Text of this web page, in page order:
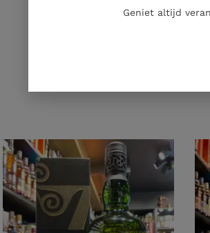
Geniet altijd